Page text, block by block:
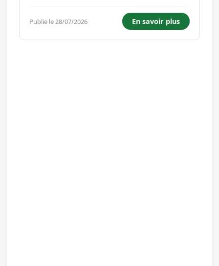
culture locale, elles en connaissent les hommes,
les entreprises et les réalités économiques.
L'Agence BPS INTERI...
Publie le 28/07/2026 En savoir plus